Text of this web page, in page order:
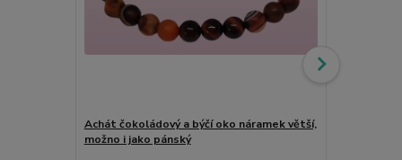
Achát čokoládový a býčí oko náramek větší,
možno i jako pánský